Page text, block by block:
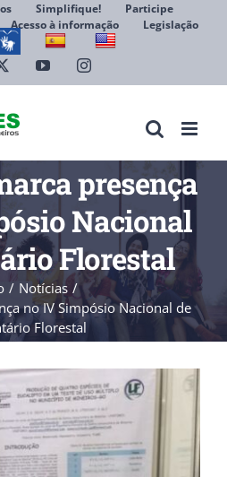
Simplifique!
Participe
Acesso à informação
Legislação
YouTubeInstagram
presença
Nacional
Florestal
Notícias
no IV Simpósio Nacional de
Florestal